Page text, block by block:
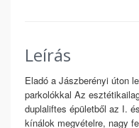
Leírás
Eladó a Jászberényi úton
parkolókkal Az
duplaliftes épületből az I.
kínálok megvételre, nagy